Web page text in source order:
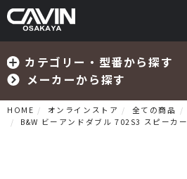
カテゴリー・型番から探す
メーカーから探す
HOME オンラインストア 全ての商品
B&W ビーアンドダブル 702S3 スピーカー